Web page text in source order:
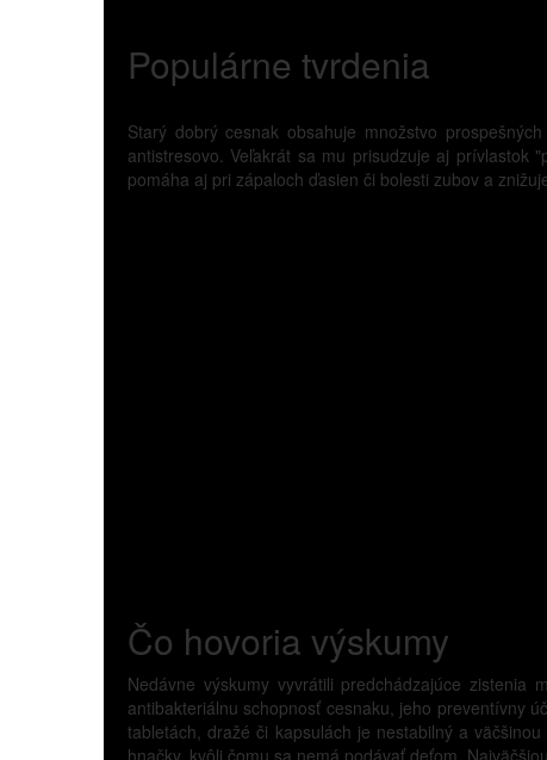
Populárne tvrdenia
Starý dobrý cesnak obsahuje množstvo
antistresovo. Veľakrát sa mu prisudzuje aj prívlastok
pomáha aj pri zápaloch ďasien či bolesti zubov a
Čo hovoria výskumy
Nedávne výskumy vyvrátili predchádzajúce zistenia
antibakteriálnu schopnosť cesnaku, jeho preventívny
tabletách, dražé či kapsulách je nestabilný a
hnačky, kvôli čomu sa nemá podávať deťom.